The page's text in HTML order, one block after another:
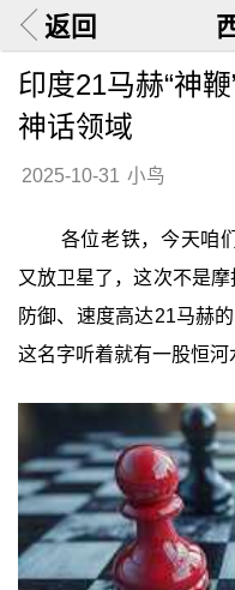
返回
印度21马赫“神
神话领域
2025-10-31 小鸟
各位老铁，今天咱
又放卫星了，这次不是
防御、速度高达21马赫
这名字听着就有一股恒河